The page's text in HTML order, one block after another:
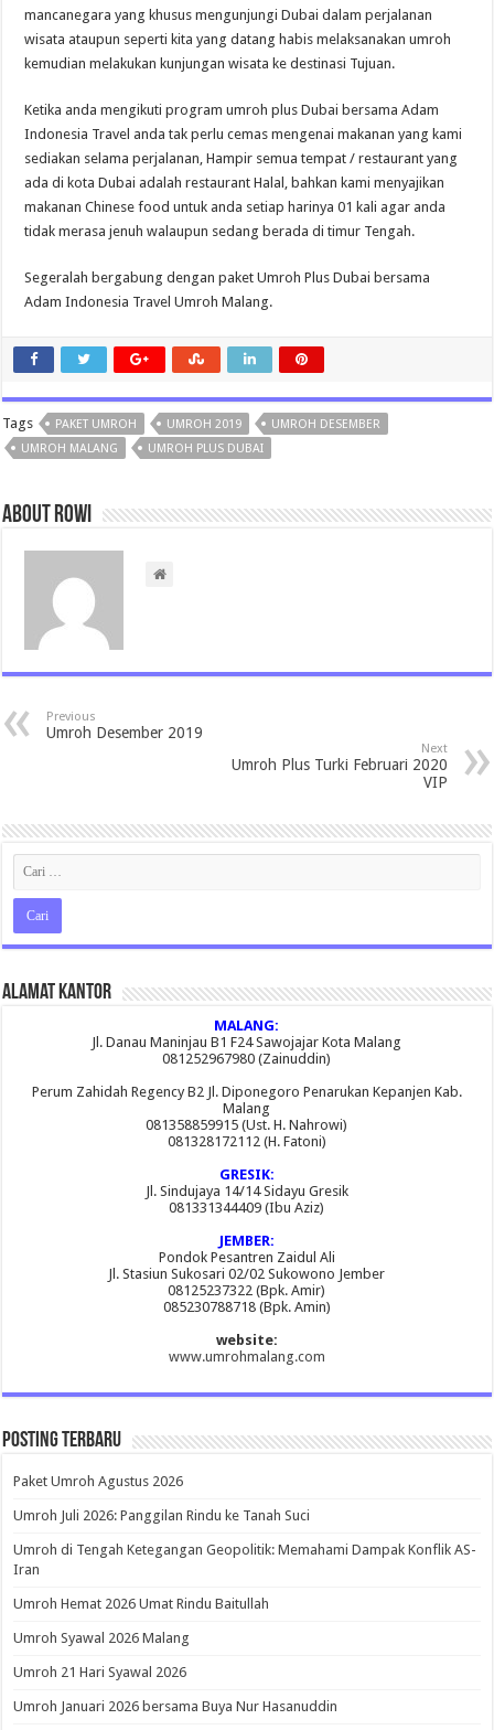
mancanegara yang khusus mengunjungi Dubai dalam perjalanan
wisata ataupun seperti kita yang datang habis melaksanakan umroh
kemudian melakukan kunjungan wisata ke destinasi Tujuan.
Ketika anda mengikuti program umroh plus Dubai bersama Adam
Indonesia Travel anda tak perlu cemas mengenai makanan yang kami
sediakan selama perjalanan, Hampir semua tempat / restaurant yang
ada di kota Dubai adalah restaurant Halal, bahkan kami menyajikan
makanan Chinese food untuk anda setiap harinya 01 kali agar anda
tidak merasa jenuh walaupun sedang berada di timur Tengah.
Segeralah bergabung dengan paket Umroh Plus Dubai bersama
Adam Indonesia Travel Umroh Malang.
Tags PAKET UMROH UMROH 2019
UMROH DESEMBER
UMROH MALANG
UMROH PLUS DUBAI
About rowi
Previous
Umroh Desember 2019
Next
Umroh Plus Turki Februari 2020
VIP
Alamat Kantor
MALANG:
Jl. Danau Maninjau B1 F24 Sawojajar Kota Malang
081252967980 (Zainuddin)
Perum Zahidah Regency B2 Jl. Diponegoro Penarukan Kepanjen Kab.
Malang
081358859915 (Ust. H. Nahrowi)
081328172112 (H. Fatoni)
GRESIK:
Jl. Sindujaya 14/14 Sidayu Gresik
081331344409 (Ibu Aziz)
JEMBER:
Pondok Pesantren Zaidul Ali
Jl. Stasiun Sukosari 02/02 Sukowono Jember
08125237322 (Bpk. Amir)
085230788718 (Bpk. Amin)
website:
www.umrohmalang.com
Posting Terbaru
Paket Umroh Agustus 2026
Umroh Juli 2026: Panggilan Rindu ke Tanah Suci
Umroh di Tengah Ketegangan Geopolitik: Memahami Dampak Konflik AS-
Iran
Umroh Hemat 2026 Umat Rindu Baitullah
Umroh Syawal 2026 Malang
Umroh 21 Hari Syawal 2026
Umroh Januari 2026 bersama Buya Nur Hasanuddin